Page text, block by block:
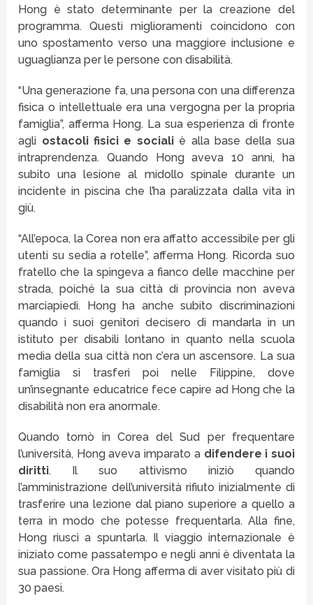
Hong è stato determinante per la creazione del
programma. Questi miglioramenti coincidono con
uno spostamento verso una maggiore inclusione e
uguaglianza per le persone con disabilità.
“Una generazione fa, una persona con una differenza
fisica o intellettuale era una vergogna per la propria
famiglia”, afferma Hong. La sua esperienza di fronte
agli ostacoli fisici e socialiè alla base della sua
intraprendenza. Quando Hong aveva 10 anni, ha
subito una lesione al midollo spinale durante un
incidente in piscina che l’ha paralizzata dalla vita in
giù.
“All’epoca, la Corea non era affatto accessibile per gli
utenti su sedia a rotelle”, afferma Hong. Ricorda suo
fratello che la spingeva a fianco delle macchine per
strada, poiché la sua città di provincia non aveva
marciapiedi. Hong ha anche subito discriminazioni
quando i suoi genitori decisero di mandarla in un
istituto per disabili lontano in quanto nella scuola
media della sua città non c’era un ascensore. La sua
famiglia si trasferì poi nelle Filippine, dove
un’insegnante educatrice fece capire ad Hong che la
disabilità non era anormale.
Quando tornò in Corea del Sud per frequentare
l’università, Hong aveva imparato a difendere i suoi
diritti. Il suo attivismo iniziò quando
l’amministrazione dell’università rifiuto inizialmente di
trasferire una lezione dal piano superiore a quello a
terra in modo che potesse frequentarla. Alla fine,
Hong riuscì a spuntarla. Il viaggio internazionale è
iniziato come passatempo e negli anni è diventata la
sua passione. Ora Hong afferma di aver visitato più di
30 paesi.